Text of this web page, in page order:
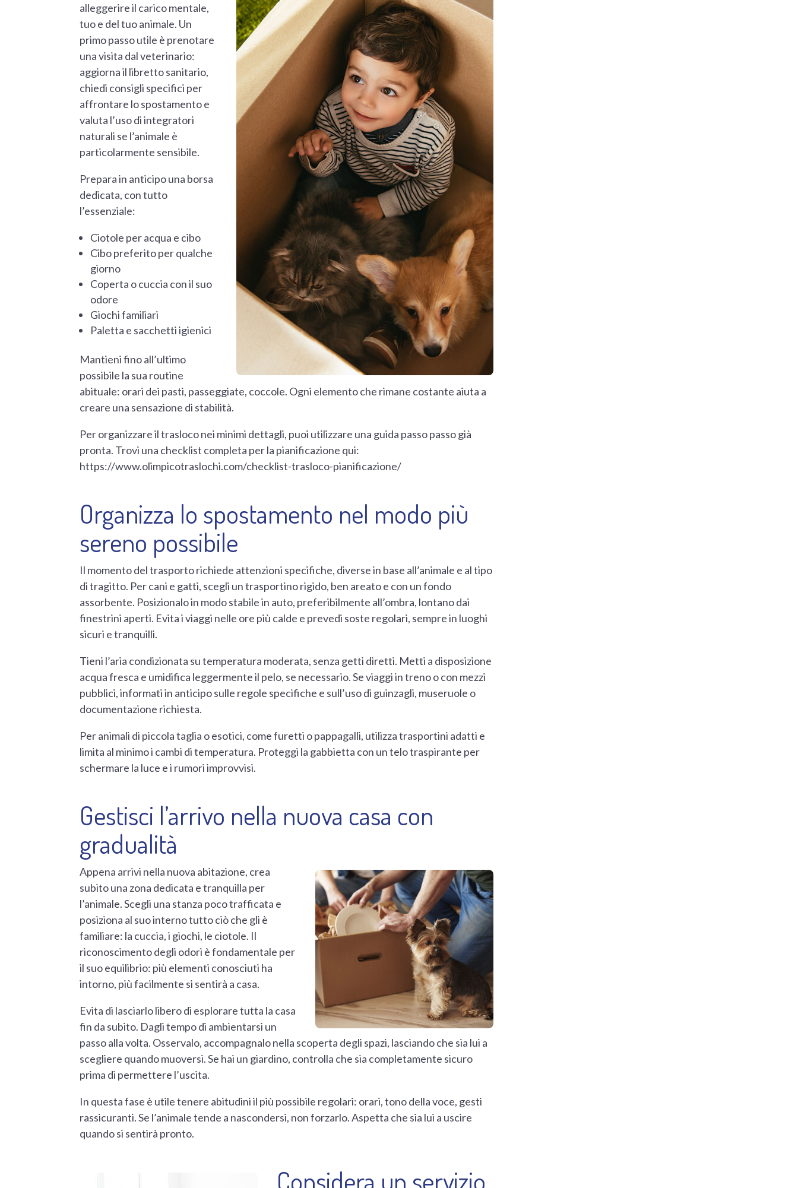
alleggerire il carico mentale,
tuo e del tuo animale. Un
primo passo utile è prenotare
una visita dal veterinario:
aggiorna il libretto sanitario,
chiedi consigli specifici per
affrontare lo spostamento e
valuta l’uso di integratori
naturali se l’animale è
particolarmente sensibile.
Prepara in anticipo una borsa
dedicata, con tutto
l’essenziale:
Ciotole per acqua e cibo
Cibo preferito per qualche
giorno
Coperta o cuccia con il suo
odore
Giochi familiari
Paletta e sacchetti igienici
Mantieni fino all’ultimo
possibile la sua routine
abituale: orari dei pasti, passeggiate, coccole. Ogni elemento che rimane costante aiuta a
creare una sensazione di stabilità.
Per organizzare il trasloco nei minimi dettagli, puoi utilizzare una guida passo passo già
pronta. Trovi una checklist completa per la pianificazione qui:
https://www.olimpicotraslochi.com/checklist-trasloco-pianificazione/
Organizza lo spostamento nel modo più
sereno possibile
Il momento del trasporto richiede attenzioni specifiche, diverse in base all’animale e al tipo
di tragitto. Per cani e gatti, scegli un trasportino rigido, ben areato e con un fondo
assorbente. Posizionalo in modo stabile in auto, preferibilmente all’ombra, lontano dai
finestrini aperti. Evita i viaggi nelle ore più calde e prevedi soste regolari, sempre in luoghi
sicuri e tranquilli.
Tieni l’aria condizionata su temperatura moderata, senza getti diretti. Metti a disposizione
acqua fresca e umidifica leggermente il pelo, se necessario. Se viaggi in treno o con mezzi
pubblici, informati in anticipo sulle regole specifiche e sull’uso di guinzagli, museruole o
documentazione richiesta.
Per animali di piccola taglia o esotici, come furetti o pappagalli, utilizza trasportini adatti e
limita al minimo i cambi di temperatura. Proteggi la gabbietta con un telo traspirante per
schermare la luce e i rumori improvvisi.
Gestisci l’arrivo nella nuova casa con
gradualità
Appena arrivi nella nuova abitazione, crea
subito una zona dedicata e tranquilla per
l’animale. Scegli una stanza poco trafficata e
posiziona al suo interno tutto ciò che gli è
familiare: la cuccia, i giochi, le ciotole. Il
riconoscimento degli odori è fondamentale per
il suo equilibrio: più elementi conosciuti ha
intorno, più facilmente si sentirà a casa.
Evita di lasciarlo libero di esplorare tutta la casa
fin da subito. Dagli tempo di ambientarsi un
passo alla volta. Osservalo, accompagnalo nella scoperta degli spazi, lasciando che sia lui a
scegliere quando muoversi. Se hai un giardino, controlla che sia completamente sicuro
prima di permettere l’uscita.
In questa fase è utile tenere abitudini il più possibile regolari: orari, tono della voce, gesti
rassicuranti. Se l’animale tende a nascondersi, non forzarlo. Aspetta che sia lui a uscire
quando si sentirà pronto.
Considera un servizio